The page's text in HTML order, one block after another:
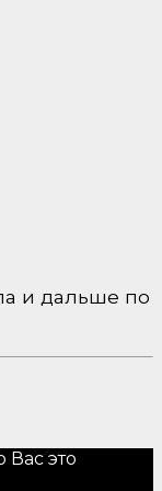
и дальше по
это